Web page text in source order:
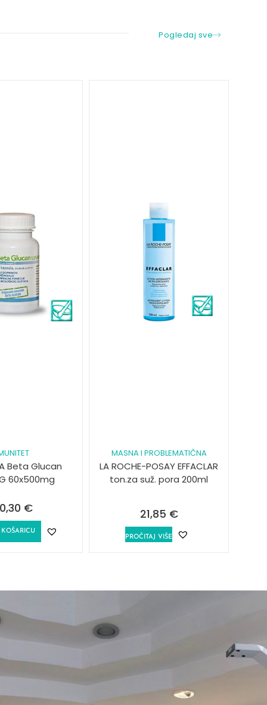
Pogledaj sve
Beta Glucan
60x500mg
€
MASNA I PROBLEMATIČNA
LA ROCHE-POSAY EFFACLAR
ton.za suž. pora 200ml
21,85 €
PROČITAJ VIŠE